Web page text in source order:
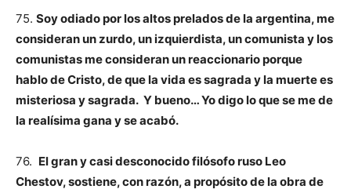
75. Soy odiado por los altos prelados de la argentina, me
consideran un zurdo, un izquierdista, un comunista y los
comunistas me consideran un reaccionario porque
hablo de Cristo, de que la vida es sagrada y la muerte es
misteriosa y sagrada. Y bueno… Yo digo lo que se me de
la realísima gana y se acabó.
76. El gran y casi desconocido filósofo ruso Leo
Chestov, sostiene, con razón, a propósito de la obra de